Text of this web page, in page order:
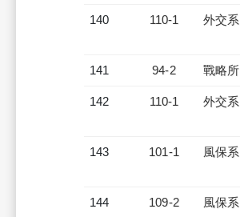
140 110-1 外交系
141 94-2 戰略所
142 110-1 外交系
143 101-1 風保系
144 109-2 風保系